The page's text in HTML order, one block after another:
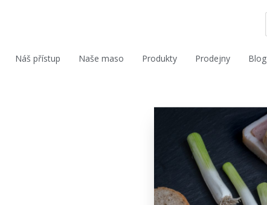
Náš přístup Naše maso Produkty Prodejny Blog